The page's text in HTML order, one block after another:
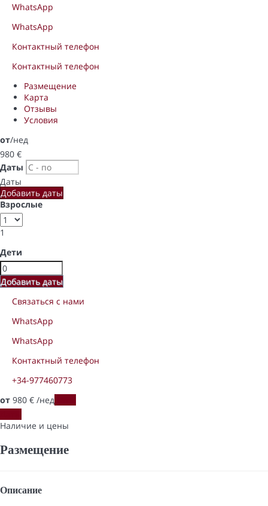
WhatsApp
WhatsApp
Контактный телефон
Контактный телефон
Размещение
Карта
Отзывы
Условия
от/нед
980 €
Даты
Даты
Добавить даты
Взрослые
1
Дети
Добавить даты
Связаться с нами
WhatsApp
WhatsApp
Контактный телефон
+34-977460773
от 980 € /нед
Наличие и цены
Размещение
Описание